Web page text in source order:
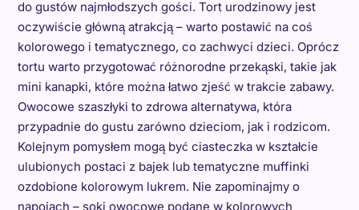
do gustów najmłodszych gości. Tort urodzinowy jest
oczywiście główną atrakcją – warto postawić na coś
kolorowego i tematycznego, co zachwyci dzieci. Oprócz
tortu warto przygotować różnorodne przekąski, takie jak
mini kanapki, które można łatwo zjeść w trakcie zabawy.
Owocowe szaszłyki to zdrowa alternatywa, która
przypadnie do gustu zarówno dzieciom, jak i rodzicom.
Kolejnym pomysłem mogą być ciasteczka w kształcie
ulubionych postaci z bajek lub tematyczne muffinki
ozdobione kolorowym lukrem. Nie zapominajmy o
napojach – soki owocowe podane w kolorowych